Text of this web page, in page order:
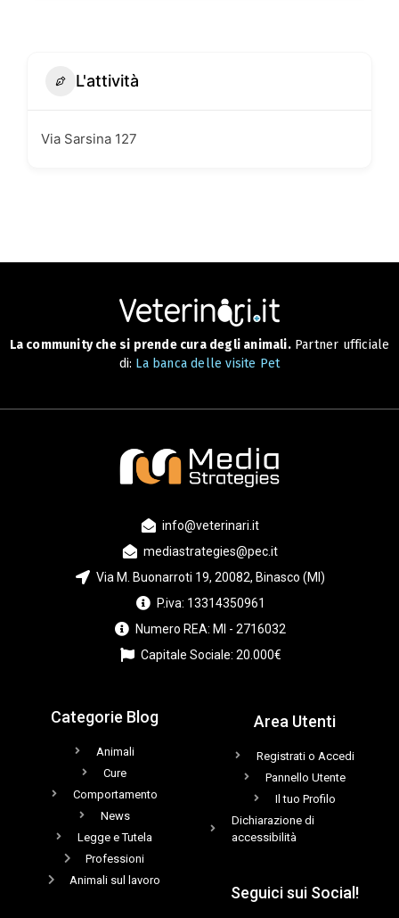
L'attività
Via Sarsina 127
La community che si prende cura degli animali.Partner ufficiale
di: La banca delle visite Pet
info@veterinari.it
mediastrategies@pec.it
Via M. Buonarroti 19, 20082, Binasco (MI)
P.iva: 13314350961
Numero REA: MI - 2716032
Capitale Sociale: 20.000€
Categorie Blog
Animali
Cure
Comportamento
News
Legge e Tutela
Professioni
Animali sul lavoro
Area Utenti
Registrati o Accedi
Pannello Utente
Il tuo Profilo
Dichiarazione di
accessibilità
Seguici sui Social!